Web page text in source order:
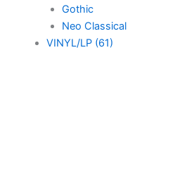
Gothic
Neo Classical
VINYL/LP (61)